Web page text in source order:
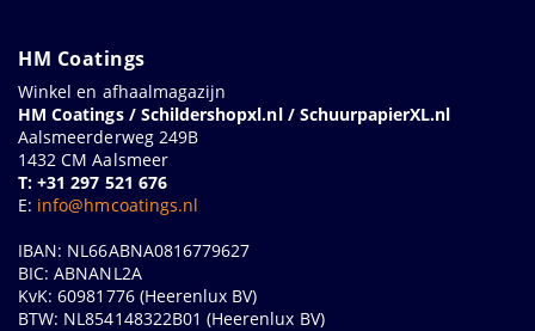
HM Coatings
Winkel en afhaalmagazijn
HM Coatings / Schildershopxl.nl / SchuurpapierXL.nl
Aalsmeerderweg 249B
1432 CM Aalsmeer
T: +31 297 521 676
E: info@hmcoatings.nl
IBAN: NL66ABNA0816779627
BIC: ABNANL2A
KvK: 60981776 (Heerenlux BV)
BTW: NL854148322B01 (Heerenlux BV)